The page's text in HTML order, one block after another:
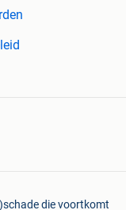
die voortkomt